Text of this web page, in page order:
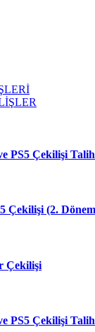
PS5 Çekilişi
Çekilişi (2.
Çekilişi
PS5 Çekilişi